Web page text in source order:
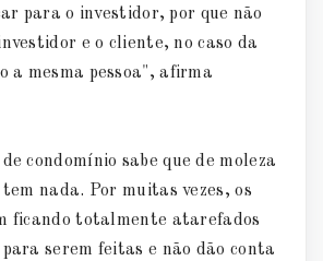
para o investidor, por que não
e o cliente, no caso da
a mesma pessoa", afirma
condomínio sabe que de moleza
nada. Por muitas vezes, os
ficando totalmente atarefados
serem feitas e não dão conta